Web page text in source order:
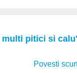
multi pitici si
Povesti